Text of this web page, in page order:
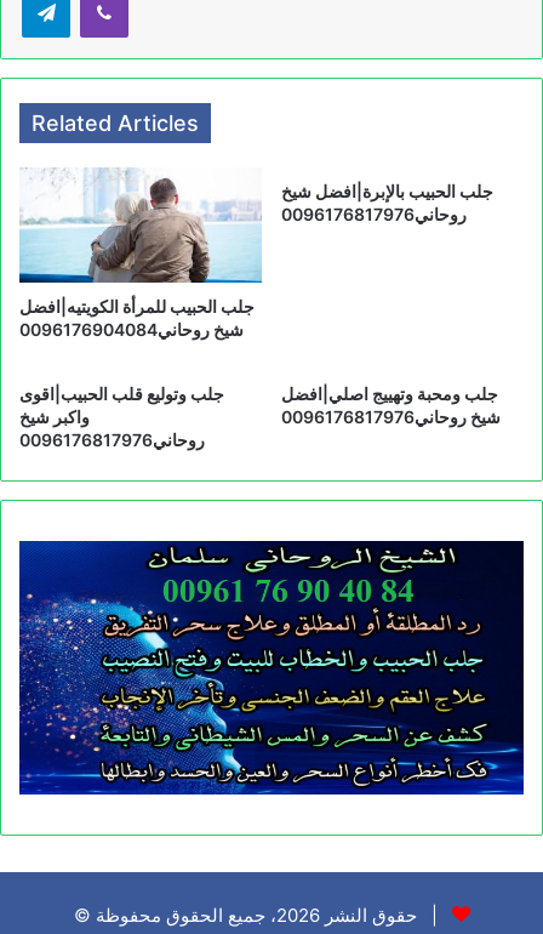
Related Articles
جلب الحبيب للمرأة الكويتيه|افضل
شيخ روحاني0096176904084
جلب الحبيب بالإبرة|افضل شيخ
روحاني0096176817976
جلب وتوليع قلب الحبيب|اقوى
واكبر شيخ
روحاني0096176817976
جلب ومحبة وتهييج اصلي|افضل
شيخ روحاني0096176817976